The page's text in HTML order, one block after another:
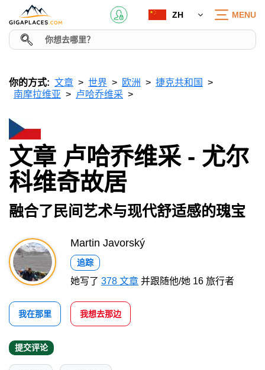
ZH MENU
你的方式: 文章 世界 欧洲
捷克共和国
南摩拉维亚
卢哈乔维采
文章 卢哈乔维采 - 尤尔
科维奇故居
融合了民间艺术与现代舒适感的瑰宝
Martin Javorský
追踪
她写了 378 文章 并跟随他/她 16 旅行者
我在那里 我想去那边
提交评论